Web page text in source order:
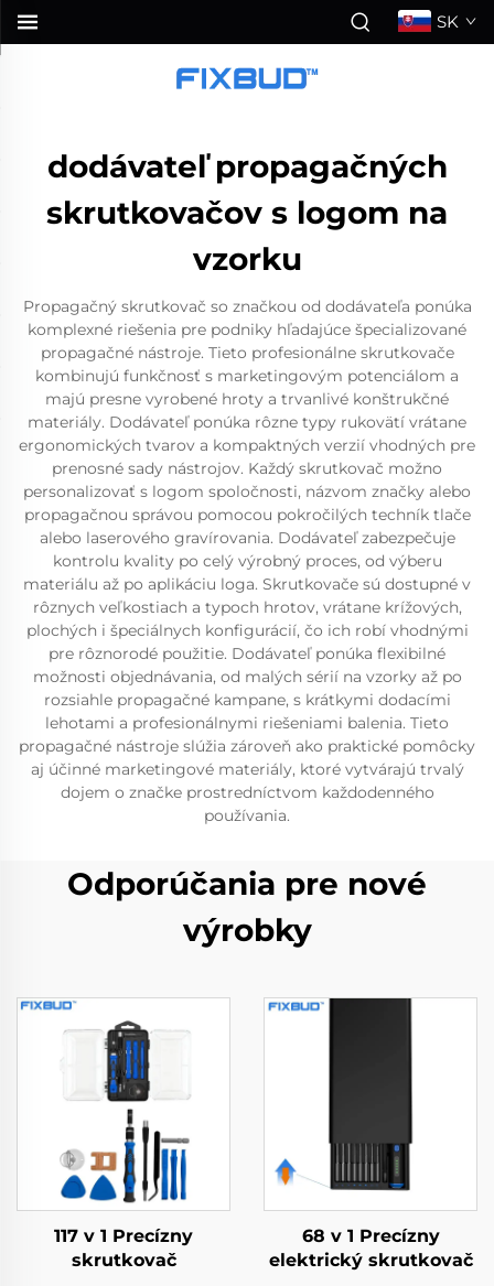
SK
dodávateľ propagačných
skrutkovačov s logom na
vzorku
Propagačný skrutkovač so značkou od dodávateľa ponúka
komplexné riešenia pre podniky hľadajúce špecializované
propagačné nástroje. Tieto profesionálne skrutkovače
kombinujú funkčnosť s marketingovým potenciálom a
majú presne vyrobené hroty a trvanlivé konštrukčné
materiály. Dodávateľ ponúka rôzne typy rukovätí vrátane
ergonomických tvarov a kompaktných verzií vhodných pre
prenosné sady nástrojov. Každý skrutkovač možno
personalizovať s logom spoločnosti, názvom značky alebo
propagačnou správou pomocou pokročilých techník tlače
alebo laserového gravírovania. Dodávateľ zabezpečuje
kontrolu kvality po celý výrobný proces, od výberu
materiálu až po aplikáciu loga. Skrutkovače sú dostupné v
rôznych veľkostiach a typoch hrotov, vrátane krížových,
plochých i špeciálnych konfigurácií, čo ich robí vhodnými
pre rôznorodé použitie. Dodávateľ ponúka flexibilné
možnosti objednávania, od malých sérií na vzorky až po
rozsiahle propagačné kampane, s krátkymi dodacími
lehotami a profesionálnymi riešeniami balenia. Tieto
propagačné nástroje slúžia zároveň ako praktické pomôcky
aj účinné marketingové materiály, ktoré vytvárajú trvalý
dojem o značke prostredníctvom každodenného
používania.
Odporúčania pre nové
výrobky
117 v 1 Precízny
skrutkovač
68 v 1 Precízny
elektrický skrutkovač